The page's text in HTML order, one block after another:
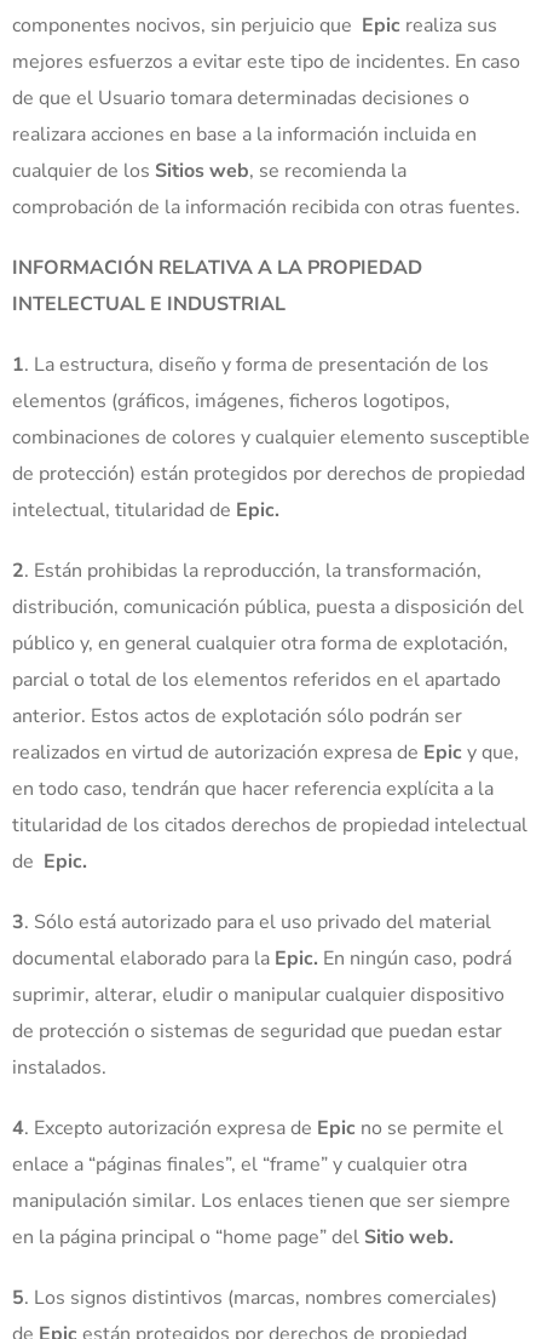
componentes nocivos, sin perjuicio que Epic realiza sus
mejores esfuerzos a evitar este tipo de incidentes. En caso
de que el Usuario tomara determinadas decisiones o
realizara acciones en base a la información incluida en
cualquier de los Sitios web, se recomienda la
comprobación de la información recibida con otras fuentes.
INFORMACIÓN RELATIVA A LA PROPIEDAD
INTELECTUAL E INDUSTRIAL
1. La estructura, diseño y forma de presentación de los
elementos (gráficos, imágenes, ficheros logotipos,
combinaciones de colores y cualquier elemento susceptible
de protección) están protegidos por derechos de propiedad
intelectual, titularidad de Epic.
2. Están prohibidas la reproducción, la transformación,
distribución, comunicación pública, puesta a disposición del
público y, en general cualquier otra forma de explotación,
parcial o total de los elementos referidos en el apartado
anterior. Estos actos de explotación sólo podrán ser
realizados en virtud de autorización expresa de Epic y que,
en todo caso, tendrán que hacer referencia explícita a la
titularidad de los citados derechos de propiedad intelectual
de Epic.
3. Sólo está autorizado para el uso privado del material
documental elaborado para la Epic. En ningún caso, podrá
suprimir, alterar, eludir o manipular cualquier dispositivo
de protección o sistemas de seguridad que puedan estar
instalados.
4. Excepto autorización expresa de Epic no se permite el
enlace a “páginas finales”, el “frame” y cualquier otra
manipulación similar. Los enlaces tienen que ser siempre
en la página principal o “home page” del Sitio web.
5. Los signos distintivos (marcas, nombres comerciales)